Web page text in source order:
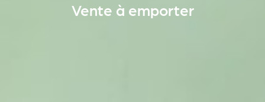
Vente à emporter